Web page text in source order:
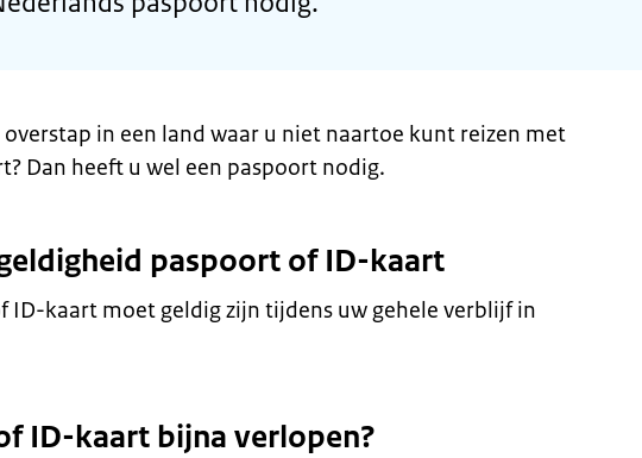
overstap in een land waar u niet naartoe kunt reizen met
Dan heeft u wel een paspoort nodig.
paspoort of ID-kaart
ID-kaart moet geldig zijn tijdens uw gehele verblijf in
ID-kaart bijna verlopen?